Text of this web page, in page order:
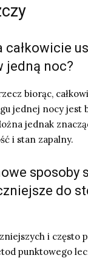
całkowicie
jedną noc?
biorąc,
jednej nocy jest
jednak
i stan zapalny.
sposoby
do
i często
punktowego